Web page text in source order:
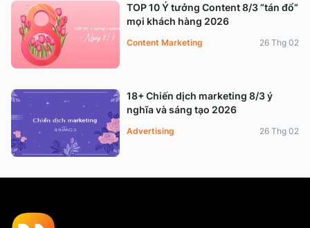
TOP 10 Ý tưởng Content 8/3 “tán đổ”
mọi khách hàng 2026
Content Marketing 26 Thg 02
18+ Chiến dịch marketing 8/3 ý
nghĩa và sáng tạo 2026
Advertising 26 Thg 02